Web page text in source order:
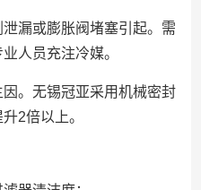
漏或膨胀阀堵塞引起。需
人员充注冷媒。
。无锡冠亚采用机械密封
2倍以上。